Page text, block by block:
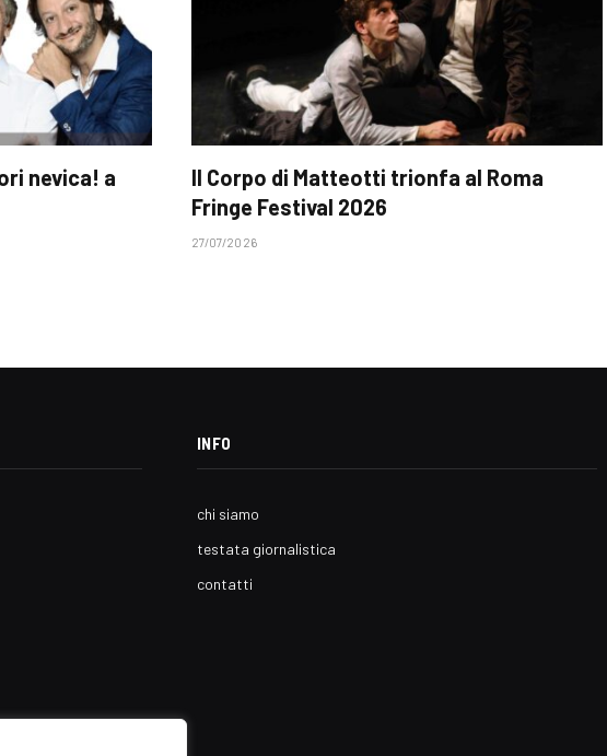
nevica! a
Il Corpo di Matteotti trionfa al Roma
Fringe Festival 2026
27/07/2026
INFO
chi siamo
testata giornalistica
contatti